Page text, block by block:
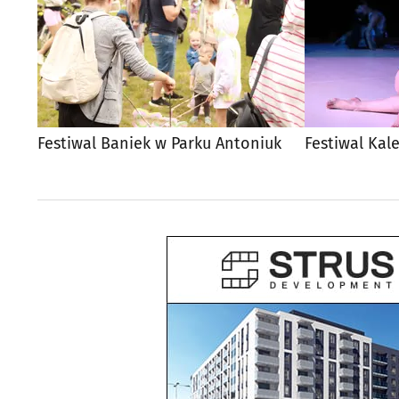
Festiwal Baniek w Parku Antoniuk Festiwal